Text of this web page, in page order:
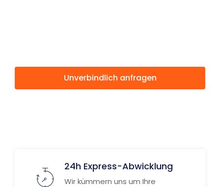
Unverbindlich anfragen
24h Express-Abwicklung
Wir kümmern uns um Ihre